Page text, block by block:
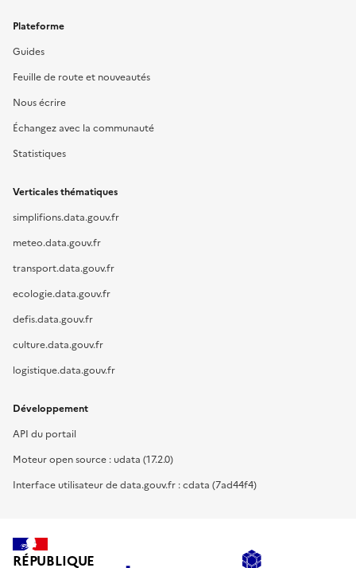
Plateforme
Guides
Feuille de route et nouveautés
Nous écrire
Échangez avec la communauté
Statistiques
Verticales thématiques
simplifions.data.gouv.fr
meteo.data.gouv.fr
transport.data.gouv.fr
ecologie.data.gouv.fr
defis.data.gouv.fr
culture.data.gouv.fr
logistique.data.gouv.fr
Développement
API du portail
Moteur open source : udata (17.2.0)
Interface utilisateur de data.gouv.fr : cdata (7ad44f4)
RÉPUBLIQUE